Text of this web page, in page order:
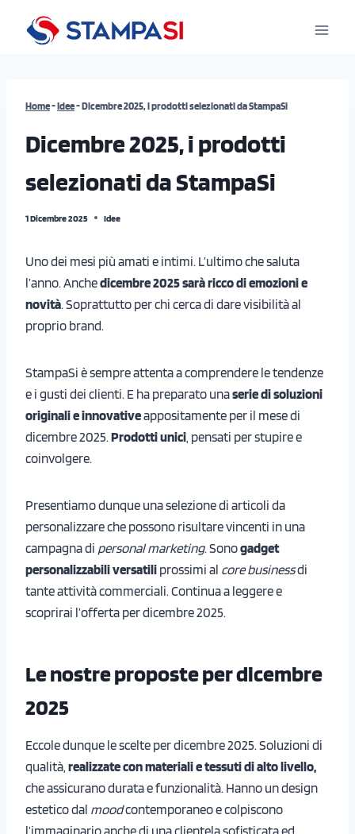
Home-Idee-Dicembre 2025, i prodotti selezionati da StampaSi
Dicembre 2025, i prodotti
selezionati da StampaSi
1 Dicembre 2025 Idee
Uno dei mesi più amati e intimi. L’ultimo che saluta
l’anno. Anchedicembre 2025 sarà ricco di emozioni e
novità. Soprattutto per chi cerca di dare visibilità al
proprio brand.
StampaSi è sempre attenta a comprendere le tendenze
e i gusti dei clienti. E ha preparato unaserie di soluzioni
originali e innovativeappositamente per il mese di
dicembre 2025. Prodotti unici , pensati per stupire e
coinvolgere.
Presentiamo dunque una selezione di articoli da
personalizzare che possono risultare vincenti in una
campagna di personal marketing. Sonogadget
personalizzabili versatili prossimi al core businessdi
tante attività commerciali. Continua a leggere e
scoprirai l’offerta per dicembre 2025.
Le nostre proposte per dicembre
2025
Eccole dunque le scelte per dicembre 2025. Soluzioni di
qualità, realizzate con materiali e tessuti di alto livello,
che assicurano durata e funzionalità. Hanno un design
estetico dal moodcontemporaneo e colpiscono
l’immaginario anche di una clientela sofisticata ed